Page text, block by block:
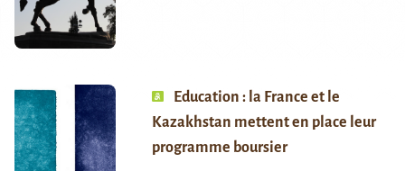
Education : la France et le
Kazakhstan mettent en place leur
programme boursier